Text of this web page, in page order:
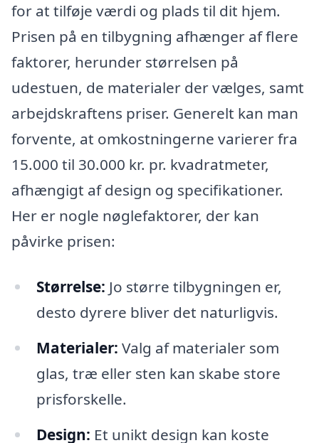
for at tilføje værdi og plads til dit hjem.
Prisen på en tilbygning afhænger af flere
faktorer, herunder størrelsen på
udestuen, de materialer der vælges, samt
arbejdskraftens priser. Generelt kan man
forvente, at omkostningerne varierer fra
15.000 til 30.000 kr. pr. kvadratmeter,
afhængigt af design og specifikationer.
Her er nogle nøglefaktorer, der kan
påvirke prisen:
Størrelse: Jo større tilbygningen er,
desto dyrere bliver det naturligvis.
Materialer: Valg af materialer som
glas, træ eller sten kan skabe store
prisforskelle.
Design: Et unikt design kan koste